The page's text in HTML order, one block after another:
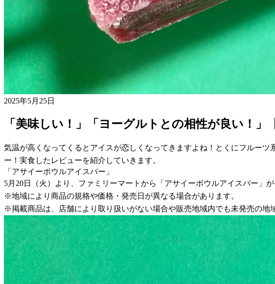
2025年5月25日
「美味しい！」「ヨーグルトとの相性が良い！
気温が高くなってくるとアイスが恋しくなってきますよね！とくにフルー
ー！実食したレビューを紹介していきます。
「アサイーボウルアイスバー」
5月20日（火）より、ファミリーマートから「アサイーボウルアイスバー」が
※地域により商品の規格や価格・発売日が異なる場合があります。
※掲載商品は、店舗により取り扱いがない場合や販売地域内でも未発売の地